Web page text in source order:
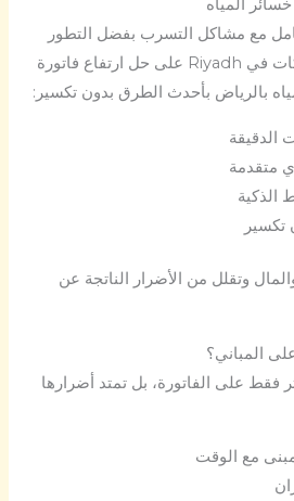
المياه
مع مشاكل التسرب بفضل التطور
في Riyadh على حل ارتفاع فاتورة
بالرياض بأحدث الطرق بدون تكسير:
الدقيقة
متقدمة
الذكية
وتقلل من الأضرار الناتجة عن
المباني؟
فقط على الفاتورة، بل تمتد أضرارها
مع الوقت